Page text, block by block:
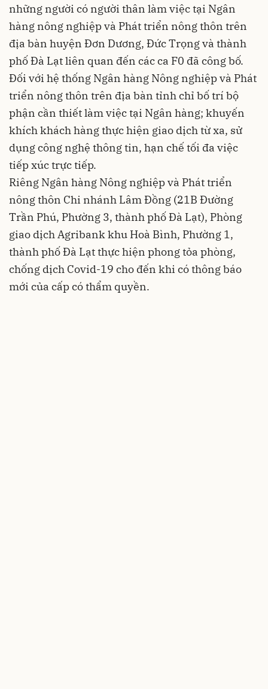
những người có người thân làm việc tại Ngân
hàng nông nghiệp và Phát triển nông thôn trên
địa bàn huyện Đơn Dương, Đức Trọng và thành
phố Đà Lạt liên quan đến các ca F0 đã công bố.
Đối với hệ thống Ngân hàng Nông nghiệp và Phát
triển nông thôn trên địa bàn tỉnh chỉ bố trí bộ
phận cần thiết làm việc tại Ngân hàng; khuyến
khích khách hàng thực hiện giao dịch từ xa, sử
dụng công nghệ thông tin, hạn chế tối đa việc
tiếp xúc trực tiếp.
Riêng Ngân hàng Nông nghiệp và Phát triển
nông thôn Chi nhánh Lâm Đồng (21B Đường
Trần Phú, Phường 3, thành phố Đà Lạt), Phòng
giao dịch Agribank khu Hoà Bình, Phường 1,
thành phố Đà Lạt thực hiện phong tỏa phòng,
chống dịch Covid-19 cho đến khi có thông báo
mới của cấp có thẩm quyền.